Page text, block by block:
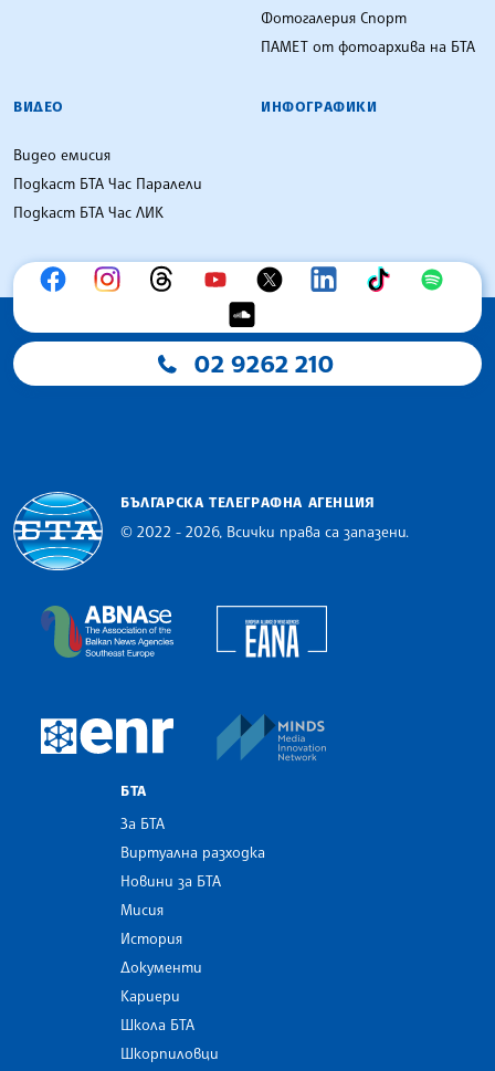
Фотогалерия Спорт
ПАМЕТ от фотоархива на БТА
ВИДЕО
Видео емисия
Подкаст БТА Час Паралели
Подкаст БТА Час ЛИК
ИНФОГРАФИКИ
02 9262 210
БЪЛГАРСКА ТЕЛЕГРАФНА АГЕНЦИЯ
© 2022 - 2026, Всички права са запазени.
The Assocoation of the Balkan News Agencies
European Newsroom
БТА
За БТА
Виртуална разходка
Новини за БТА
Мисия
История
Документи
Кариери
Школа БТА
Шкорпиловци